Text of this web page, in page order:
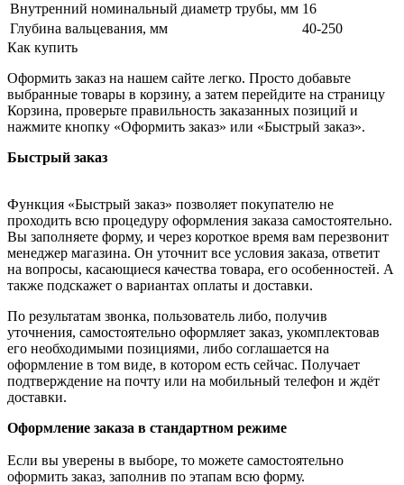
Внутренний номинальный диаметр трубы, мм 16
Глубина вальцевания, мм
40-250
Как купить
Оформить заказ на нашем сайте легко. Просто добавьте
выбранные товары в корзину, а затем перейдите на страницу
Корзина, проверьте правильность заказанных позиций и
нажмите кнопку «Оформить заказ» или «Быстрый заказ».
Быстрый заказ
Функция «Быстрый заказ» позволяет покупателю не
проходить всю процедуру оформления заказа самостоятельно.
Вы заполняете форму, и через короткое время вам перезвонит
менеджер магазина. Он уточнит все условия заказа, ответит
на вопросы, касающиеся качества товара, его особенностей. А
также подскажет о вариантах оплаты и доставки.
По результатам звонка, пользователь либо, получив
уточнения, самостоятельно оформляет заказ, укомплектовав
его необходимыми позициями, либо соглашается на
оформление в том виде, в котором есть сейчас. Получает
подтверждение на почту или на мобильный телефон и ждёт
доставки.
Оформление заказа в стандартном режиме
Если вы уверены в выборе, то можете самостоятельно
оформить заказ, заполнив по этапам всю форму.